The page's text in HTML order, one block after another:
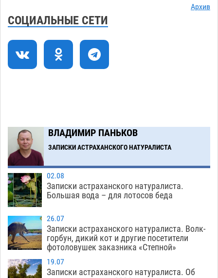
Краснодарской в Астрахани скончались
Астраханский суд оценил четыре удара по
голове полицейского в сто тысяч рублей
18:57
В Астрахани впервые открыли смену по
теории игр
Архив
СОЦИАЛЬНЫЕ СЕТИ
ВЛАДИМИР ПАНЬКОВ
ЗАПИСКИ АСТРАХАНСКОГО НАТУРАЛИСТА
02.08
Записки астраханского натуралиста.
Большая вода – для лотосов беда
26.07
Записки астраханского натуралиста. Волк-
горбун, дикий кот и другие посетители
фотоловушек заказника «Степной»
19.07
Записки астраханского натуралиста. Об